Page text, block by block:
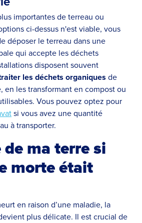
importantes de terreau ou
ci-dessus n'est viable, vous
déposer le terreau dans une
qui accepte les déchets
disposent souvent
les déchets organiques de
en les transformant en compost ou
Vous pouvez optez pour
si vous avez une quantité
à transporter.
ma terre si
morte était
en raison d’une maladie, la
plus délicate. Il est crucial de